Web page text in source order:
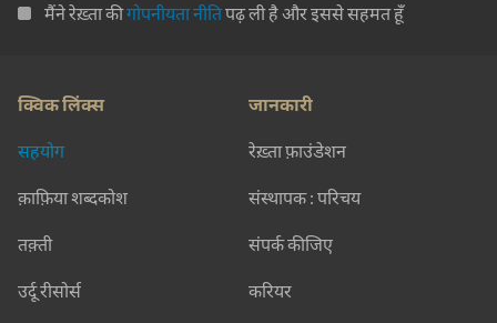
मैंने रेख़्ता कीगोपनीयता नीतिपढ़ ली है और इससे सहमत हूँ
क्विक लिंक्स
सहयोग
क़ाफ़िया शब्दकोश
तक़्ती
उर्दू रीसोर्स
जानकारी
रेख़्ता फ़ाउंडेशन
संस्थापक : परिचय
संपर्क कीजिए
करियर